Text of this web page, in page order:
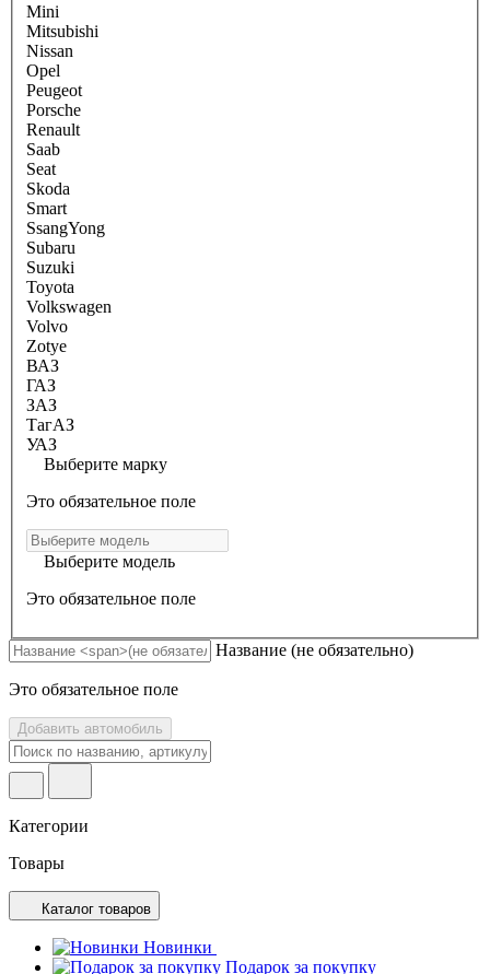
Mini
Mitsubishi
Nissan
Opel
Peugeot
Porsche
Renault
Saab
Seat
Skoda
Smart
SsangYong
Subaru
Suzuki
Toyota
Volkswagen
Volvo
Zotye
ВАЗ
ГАЗ
ЗАЗ
ТагАЗ
УАЗ
Выберите марку
Это обязательное поле
Выберите модель
Это обязательное поле
Название (не обязательно)
Это обязательное поле
Добавить автомобиль
Категории
Товары
Каталог товаров
Новинки
Подарок за покупку